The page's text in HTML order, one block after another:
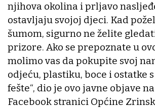
njihova okolina i prljavo
ostavljaju svojoj djeci. Kad
šumom, sigurno ne želite
prizore. Ako se prepoznate u
molimo vas da pokupite svoj
odjeću, plastiku, boce i ostatke
fešte“, dio je ovo javne objave
Facebook stranici Općine